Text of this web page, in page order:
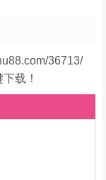
36713/
载！